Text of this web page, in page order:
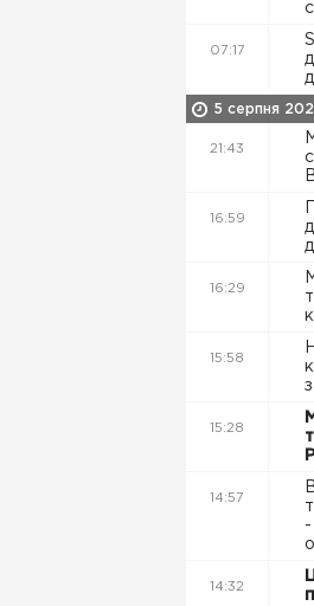
07:17
5 серпня
21:43
16:59
16:29
15:58
15:28
14:57
-
14:32